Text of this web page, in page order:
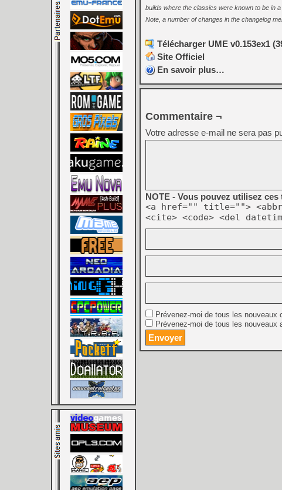
builds where the classics were known to be in
Note, a number of changes in the changelog
Télécharger UME v0.153ex1
Site Officiel
En savoir plus…
Commentaire ¬
Votre adresse e-mail ne sera pas
NOTE - Vous pouvez utilisez
<a href="" title="">
<cite> <code> <del
Prévenez-moi de tous les nouveaux
Prévenez-moi de tous les nouveaux